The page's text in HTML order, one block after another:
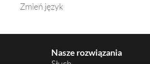
Zmień język
Nasze rozwiązania